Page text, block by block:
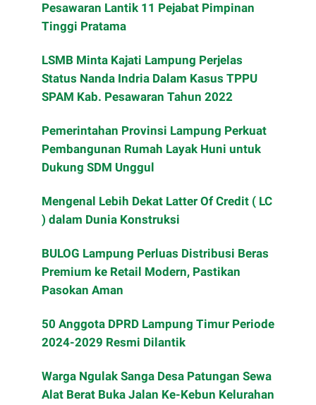
Pesawaran Lantik 11 Pejabat Pimpinan
Tinggi Pratama
LSMB Minta Kajati Lampung Perjelas
Status Nanda Indria Dalam Kasus TPPU
SPAM Kab. Pesawaran Tahun 2022
Pemerintahan Provinsi Lampung Perkuat
Pembangunan Rumah Layak Huni untuk
Dukung SDM Unggul
Mengenal Lebih Dekat Latter Of Credit ( LC
) dalam Dunia Konstruksi
BULOG Lampung Perluas Distribusi Beras
Premium ke Retail Modern, Pastikan
Pasokan Aman
50 Anggota DPRD Lampung Timur Periode
2024-2029 Resmi Dilantik
Warga Ngulak Sanga Desa Patungan Sewa
Alat Berat Buka Jalan Ke-Kebun Kelurahan